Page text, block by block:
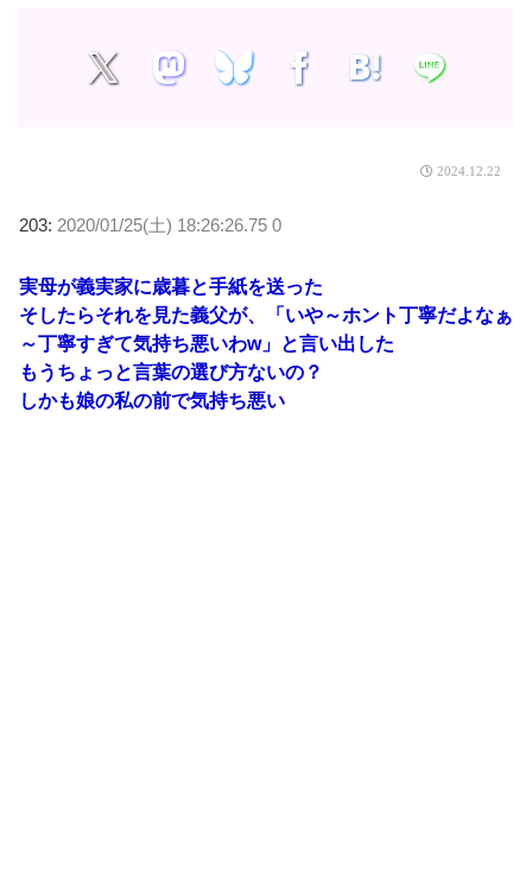
2024.12.22
203: 2020/01/25(土) 18:26:26.75 0
実母が義実家に歳暮と手紙を送った
そしたらそれを見た義父が、「いや～ホント丁寧だよなぁ
～丁寧すぎて気持ち悪いわw」と言い出した
もうちょっと言葉の選び方ないの？
しかも娘の私の前で気持ち悪い